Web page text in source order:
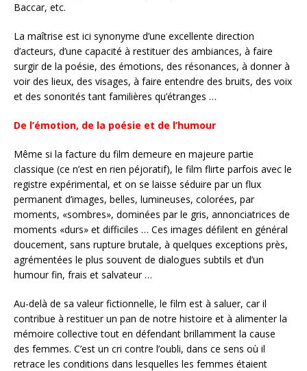
Baccar, etc.
La maîtrise est ici synonyme d’une excellente direction
d’acteurs, d’une capacité à restituer des ambiances, à faire
surgir de la poésie, des émotions, des résonances, à donner à
voir des lieux, des visages, à faire entendre des bruits, des voix
et des sonorités tant familières qu’étranges …
De l’émotion, de la poésie et de l’humour
Même si la facture du film demeure en majeure partie
classique (ce n’est en rien péjoratif), le film flirte parfois avec le
registre expérimental, et on se laisse séduire par un flux
permanent d’images, belles, lumineuses, colorées, par
moments, «sombres», dominées par le gris, annonciatrices de
moments «durs» et difficiles … Ces images défilent en général
doucement, sans rupture brutale, à quelques exceptions près,
agrémentées le plus souvent de dialogues subtils et d’un
humour fin, frais et salvateur …
Au-delà de sa valeur fictionnelle, le film est à saluer, car il
contribue à restituer un pan de notre histoire et à alimenter la
mémoire collective tout en défendant brillamment la cause
des femmes. C’est un cri contre l’oubli, dans ce sens où il
retrace les conditions dans lesquelles les femmes étaient